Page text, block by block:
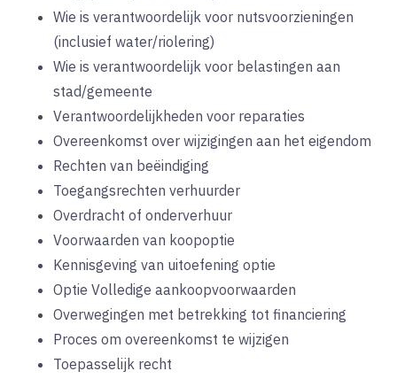
Wie is verantwoordelijk voor nutsvoorzieningen
(inclusief water/riolering)
Wie is verantwoordelijk voor belastingen aan
stad/gemeente
Verantwoordelijkheden voor reparaties
Overeenkomst over wijzigingen aan het eigendom
Rechten van beëindiging
Toegangsrechten verhuurder
Overdracht of onderverhuur
Voorwaarden van koopoptie
Kennisgeving van uitoefening optie
Optie Volledige aankoopvoorwaarden
Overwegingen met betrekking tot financiering
Proces om overeenkomst te wijzigen
Toepasselijk recht